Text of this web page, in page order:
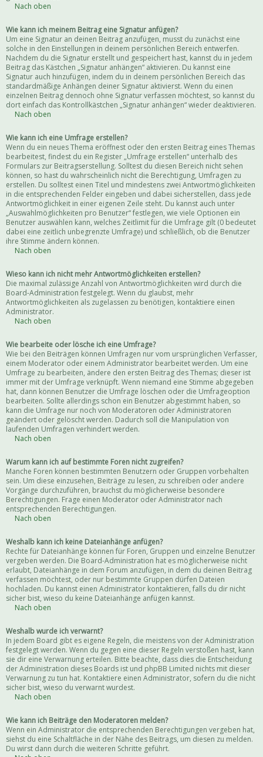
Nach oben
Wie kann ich meinem Beitrag eine Signatur anfügen?
Um eine Signatur an deinen Beitrag anzufügen, musst du zunächst eine
solche in den Einstellungen in deinem persönlichen Bereich entwerfen.
Nachdem du die Signatur erstellt und gespeichert hast, kannst du in jedem
Beitrag das Kästchen „Signatur anhängen“ aktivieren. Du kannst eine
Signatur auch hinzufügen, indem du in deinem persönlichen Bereich das
standardmäßige Anhängen deiner Signatur aktivierst. Wenn du einen
einzelnen Beitrag dennoch ohne Signatur verfassen möchtest, so kannst du
dort einfach das Kontrollkästchen „Signatur anhängen“ wieder deaktivieren.
Nach oben
Wie kann ich eine Umfrage erstellen?
Wenn du ein neues Thema eröffnest oder den ersten Beitrag eines Themas
bearbeitest, findest du ein Register „Umfrage erstellen“ unterhalb des
Formulars zur Beitragserstellung. Solltest du diesen Bereich nicht sehen
können, so hast du wahrscheinlich nicht die Berechtigung, Umfragen zu
erstellen. Du solltest einen Titel und mindestens zwei Antwortmöglichkeiten
in die entsprechenden Felder eingeben und dabei sicherstellen, dass jede
Antwortmöglichkeit in einer eigenen Zeile steht. Du kannst auch unter
„Auswahlmöglichkeiten pro Benutzer“ festlegen, wie viele Optionen ein
Benutzer auswählen kann, welches Zeitlimit für die Umfrage gilt (0 bedeutet
dabei eine zeitlich unbegrenzte Umfrage) und schließlich, ob die Benutzer
ihre Stimme ändern können.
Nach oben
Wieso kann ich nicht mehr Antwortmöglichkeiten erstellen?
Die maximal zulässige Anzahl von Antwortmöglichkeiten wird durch die
Board-Administration festgelegt. Wenn du glaubst, mehr
Antwortmöglichkeiten als zugelassen zu benötigen, kontaktiere einen
Administrator.
Nach oben
Wie bearbeite oder lösche ich eine Umfrage?
Wie bei den Beiträgen können Umfragen nur vom ursprünglichen Verfasser,
einem Moderator oder einem Administrator bearbeitet werden. Um eine
Umfrage zu bearbeiten, ändere den ersten Beitrag des Themas; dieser ist
immer mit der Umfrage verknüpft. Wenn niemand eine Stimme abgegeben
hat, dann können Benutzer die Umfrage löschen oder die Umfrageoption
bearbeiten. Sollte allerdings schon ein Benutzer abgestimmt haben, so
kann die Umfrage nur noch von Moderatoren oder Administratoren
geändert oder gelöscht werden. Dadurch soll die Manipulation von
laufenden Umfragen verhindert werden.
Nach oben
Warum kann ich auf bestimmte Foren nicht zugreifen?
Manche Foren können bestimmten Benutzern oder Gruppen vorbehalten
sein. Um diese einzusehen, Beiträge zu lesen, zu schreiben oder andere
Vorgänge durchzuführen, brauchst du möglicherweise besondere
Berechtigungen. Frage einen Moderator oder Administrator nach
entsprechenden Berechtigungen.
Nach oben
Weshalb kann ich keine Dateianhänge anfügen?
Rechte für Dateianhänge können für Foren, Gruppen und einzelne Benutzer
vergeben werden. Die Board-Administration hat es möglicherweise nicht
erlaubt, Dateianhänge in dem Forum anzufügen, in dem du deinen Beitrag
verfassen möchtest, oder nur bestimmte Gruppen dürfen Dateien
hochladen. Du kannst einen Administrator kontaktieren, falls du dir nicht
sicher bist, wieso du keine Dateianhänge anfügen kannst.
Nach oben
Weshalb wurde ich verwarnt?
In jedem Board gibt es eigene Regeln, die meistens von der Administration
festgelegt werden. Wenn du gegen eine dieser Regeln verstoßen hast, kann
sie dir eine Verwarnung erteilen. Bitte beachte, dass dies die Entscheidung
der Administration dieses Boards ist und phpBB Limited nichts mit dieser
Verwarnung zu tun hat. Kontaktiere einen Administrator, sofern du die nicht
sicher bist, wieso du verwarnt wurdest.
Nach oben
Wie kann ich Beiträge den Moderatoren melden?
Wenn ein Administrator die entsprechenden Berechtigungen vergeben hat,
siehst du eine Schaltfläche in der Nähe des Beitrags, um diesen zu melden.
Du wirst dann durch die weiteren Schritte geführt.